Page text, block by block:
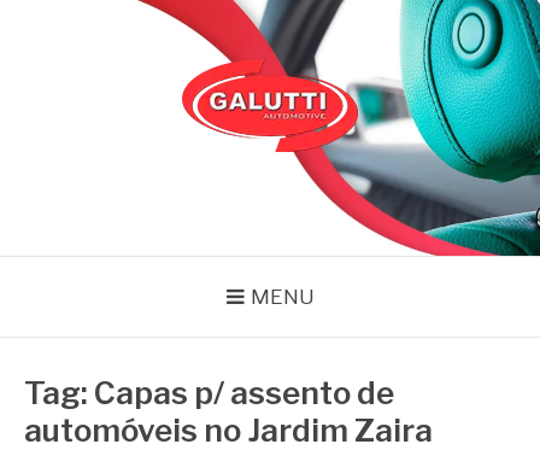
MENU
Tag: Capas p/ assento de
automóveis no Jardim Zaira